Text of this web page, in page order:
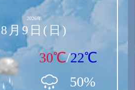
2026年
8月9日(日)
30℃/22℃
50%